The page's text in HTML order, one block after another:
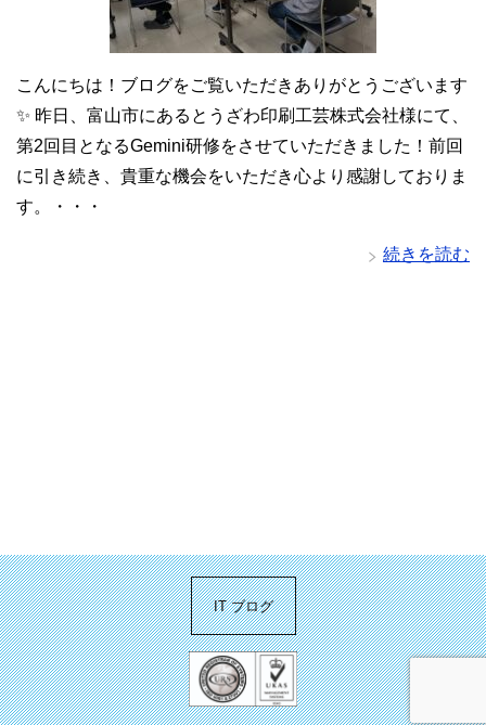
こんにちは！ブログをご覧いただきありがとうございます
✨ 昨日、富山市にあるとうざわ印刷工芸株式会社様にて、
第2回目となるGemini研修をさせていただきました！前回
に引き続き、貴重な機会をいただき心より感謝しておりま
す。・・・
続きを読む
IT ブログ